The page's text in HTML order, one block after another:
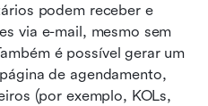
podem receber e
via e-mail, mesmo sem
é possível gerar um
de agendamento,
(por exemplo, KOLs,